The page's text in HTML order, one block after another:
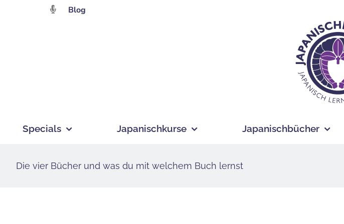
Blog
Specials Japanischkurse Japanischbücher
Die vier Bücher und was du mit welchem Buch lernst